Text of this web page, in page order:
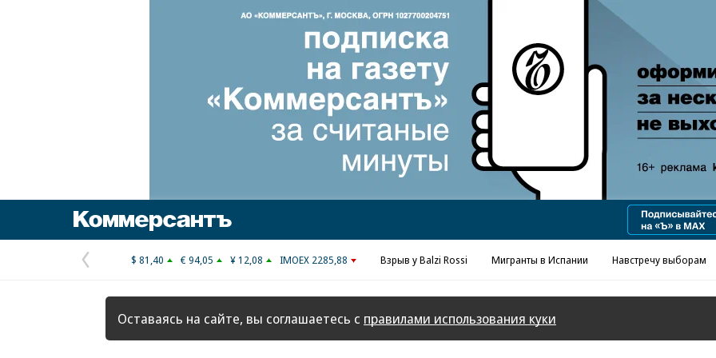
Реклама в «Ъ» www.kommersant.ru/ad
Предыдущая
страница
$ 81,40 € 94,05 ¥ 12,08 IMOEX 2285,88 Взрыв у Balzi Rossi Мигранты в Испании Навстречу выборам
Оставаясь на сайте, вы соглашаетесь с правилами использования куки